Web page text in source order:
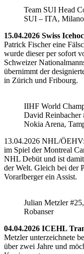
Team SUI Head
SUI – ITA, Milano
15.04.2026 Swiss
Patrick Fischer eine
wurde dieser per sofort
Schweizer
übernimmt der
in Zürich und Fribourg.
IIHF World
David Reinbacher
Nokia Arena,
13.04.2026 NHL/ÖEHV:
im Spiel der Montreal
NHL Debüt und ist
der Welt. Gleich bei der
Vorarlberger ein Assist.
Julian Metzler
Robanser
04.04.2026 ICEHL
Metzler unterzeichnete
über zwei Jahre und